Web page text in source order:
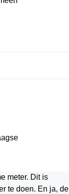
meter. Dit is
te doen. En ja, de